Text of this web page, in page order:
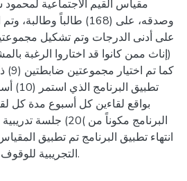
مقياس القيم الاجتماعية لمحمود
وصدقه، على (168) طالباً
(إناث ممن كانوا قد اختاروا الرغبة
تطبيق
بواقع لقاءين كل أسبوع مدة كل
انتهاء تطبيق البرنامج تم تطبيق
التجريبية